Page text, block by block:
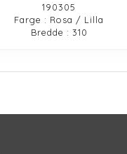
190305
Farge : Rosa / Lilla
Bredde : 310